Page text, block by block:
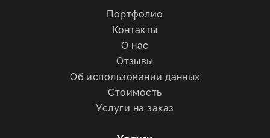
Портфолио
Контакты
О нас
Отзывы
Об использовании данных
Стоимость
Услуги на заказ